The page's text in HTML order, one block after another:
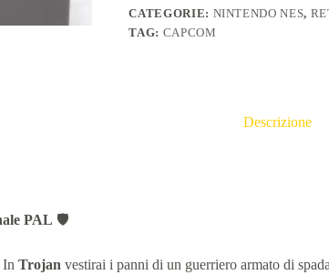
CATEGORIE: NINTENDO NES,
TAG: CAPCOM
Descrizione
PAL 🛡️
In Trojan vestirai i panni di un guerriero armato di